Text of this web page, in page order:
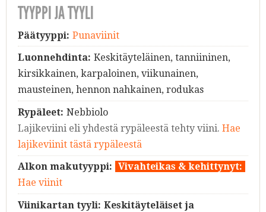
TYYPPI JA TYYLI
Päätyyppi: Punaviinit
Luonnehdinta: Keskitäyteläinen, tanniininen,
kirsikkainen, karpaloinen, viikunainen,
mausteinen, hennon nahkainen, rodukas
Rypäleet: Nebbiolo
Lajikeviini eli yhdestä rypäleestä tehty viini. Hae
lajikeviinit tästä rypäleestä
Alkon makutyyppi: Vivahteikas & kehittynyt:
Hae viinit
Viinikartan tyyli: Keskitäyteläiset ja